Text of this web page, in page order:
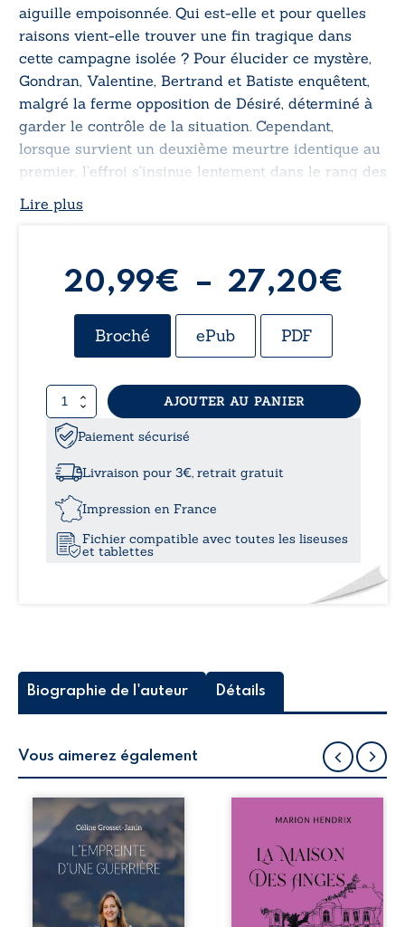
aiguille empoisonnée. Qui est-elle et pour quelles
raisons vient-elle trouver une fin tragique dans
cette campagne isolée ? Pour élucider ce mystère,
Gondran, Valentine, Bertrand et Batiste enquêtent,
malgré la ferme opposition de Désiré, déterminé à
garder le contrôle de la situation. Cependant,
lorsque survient un deuxième meurtre identique au
premier, l’effroi s’insinue lentement dans le rang des
Lire plus
20,99€ – 27,20€
Broché ePub PDF
quantité
de
Meurtre
l’église
AJOUTER AU PANIER
Paiement sécurisé
Livraison pour 3€, retrait gratuit
Impression en France
Fichier compatible avec toutes les liseuses
et tablettes
Biographie de l'auteur Détails
Vous aimerez également
Que reste-t-il de
l’enfance lorsque
la maladie impose
ses propres règles
? L’empreinte
d’une guerrière
livre, sans détour,
Nous sommes en
après le décès du
patriarche
Anatole-Eustache.
La famille devra
affronter non